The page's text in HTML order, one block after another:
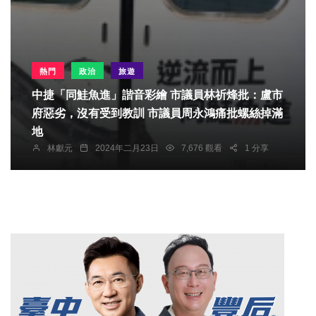
熱門 政治 旅遊
中捷「同鮭魚進」諧音彩繪 市議員林祈烽批：盧市
府惡劣，沒有受到教訓 市議員周永鴻痛批螺絲掉滿
地
林獻元 2024年二月23日 7,676 觀看 1 分享